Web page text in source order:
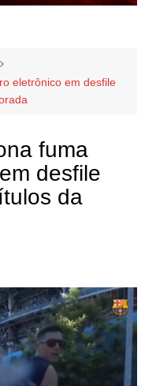
eletrônico em desfile
fuma
desfile
da